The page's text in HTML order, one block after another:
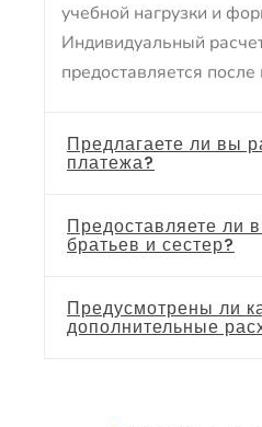
учебной нагрузки и
Индивидуальный
предоставляется после
Предлагаете ли вы
платежа?
Предоставляете ли
братьев и сестер?
Предусмотрены ли
дополнительные